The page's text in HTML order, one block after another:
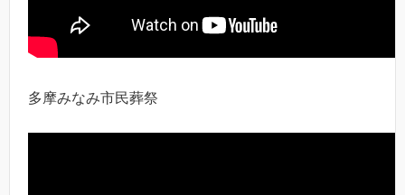
多摩みなみ市民葬祭